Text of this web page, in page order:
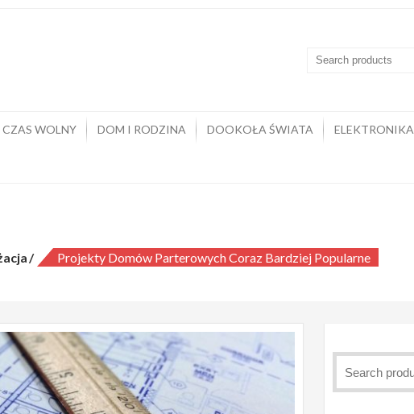
CZAS WOLNY DOM I RODZINA DOOKOŁA ŚWIATA ELEKTRONIKA
Projekty Domów Parterowych Coraz Bardziej Popularne